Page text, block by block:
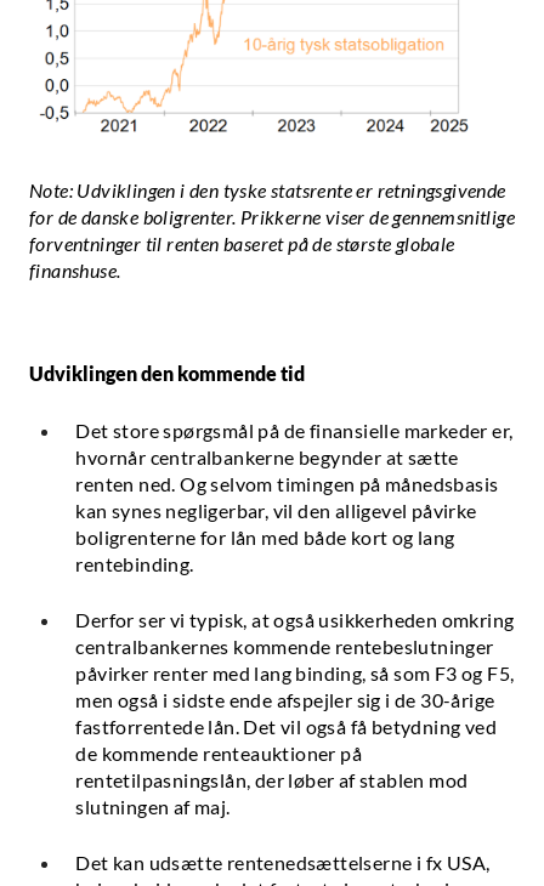
Note: Udviklingen i den tyske statsrente er retningsgivende
for de danske boligrenter. Prikkerne viser de gennemsnitlige
forventninger til renten baseret på de største globale
finanshuse.
Udviklingen den kommende tid
Det store spørgsmål på de finansielle markeder er,
hvornår centralbankerne begynder at sætte
renten ned. Og selvom timingen på månedsbasis
kan synes negligerbar, vil den alligevel påvirke
boligrenterne for lån med både kort og lang
rentebinding.
Derfor ser vi typisk, at også usikkerheden omkring
centralbankernes kommende rentebeslutninger
påvirker renter med lang binding, så som F3 og F5,
men også i sidste ende afspejler sig i de 30-årige
fastforrentede lån. Det vil også få betydning ved
de kommende renteauktioner på
rentetilpasningslån, der løber af stablen mod
slutningen af maj.
Det kan udsætte rentenedsættelserne i fx USA,